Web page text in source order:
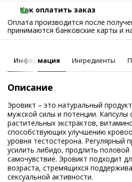
Как оплатить заказ
Оплата производится после
принимаются банковские карты и
Информация Ингредиенты
Описание
Эровикт – это натуральный
мужской силы и потенции. Капсулы
растительных экстрактов,
способствующих улучшению
уровня тестостерона. Регулярный
усилить либидо, продлить
самочувствие. Эровикт подходит
возраста, стремящихся
сексуальной активности.